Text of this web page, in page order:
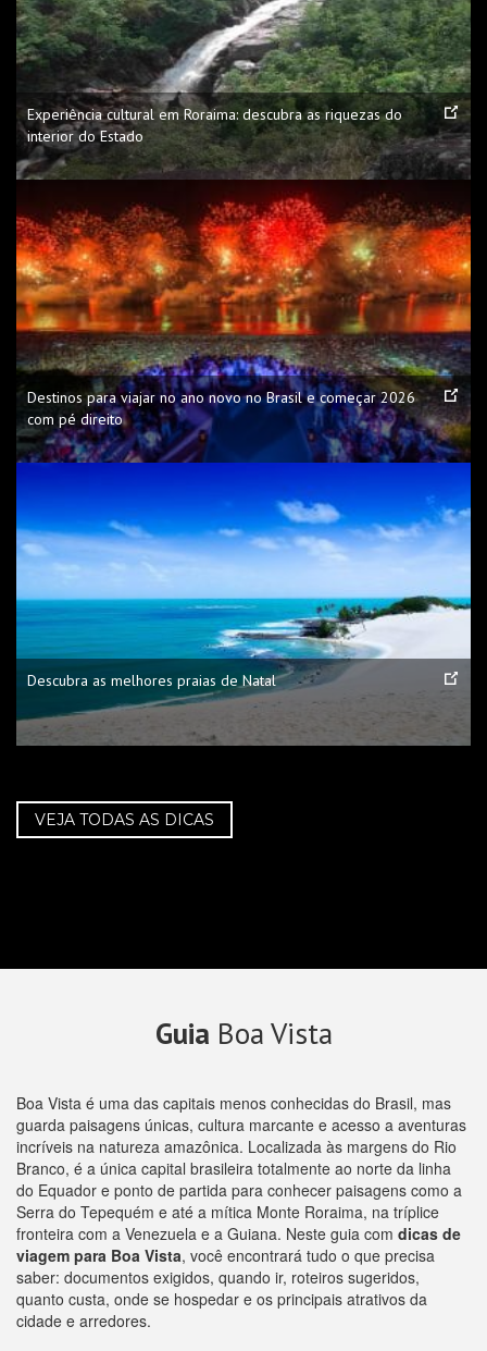
Experiência cultural em Roraima: descubra as riquezas do
interior do Estado
Destinos para viajar no ano novo no Brasil e começar 2026
com pé direito
Descubra as melhores praias de Natal
VEJA TODAS AS DICAS
Guia Boa Vista
Boa Vista é uma das capitais menos conhecidas do Brasil, mas
guarda paisagens únicas, cultura marcante e acesso a aventuras
incríveis na natureza amazônica. Localizada às margens do Rio
Branco, é a única capital brasileira totalmente ao norte da linha
do Equador e ponto de partida para conhecer paisagens como a
Serra do Tepequém e até a mítica Monte Roraima, na tríplice
fronteira com a Venezuela e a Guiana. Neste guia com dicas de
viagem para Boa Vista, você encontrará tudo o que precisa
saber: documentos exigidos, quando ir, roteiros sugeridos,
quanto custa, onde se hospedar e os principais atrativos da
cidade e arredores.